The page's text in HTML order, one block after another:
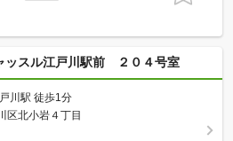
ッスル江戸川駅前 ２０４号室
川駅 徒歩1分
区北小岩４丁目